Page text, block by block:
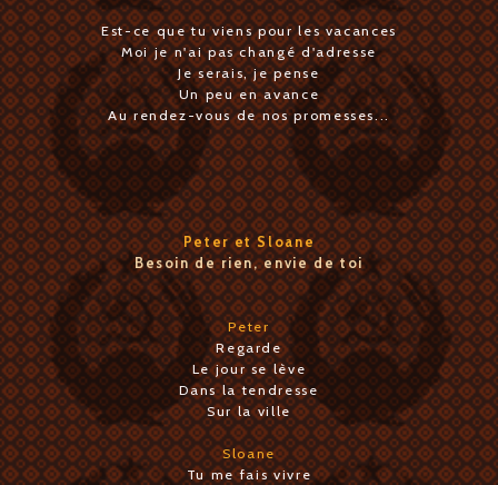
Est-ce que tu viens pour les vacances
Moi je n'ai pas changé d'adresse
Je serais, je pense
Un peu en avance
Au rendez-vous de nos promesses...
Peter et Sloane
Besoin de rien, envie de toi
Peter
Regarde
Le jour se lève
Dans la tendresse
Sur la ville
Sloane
Tu me fais vivre